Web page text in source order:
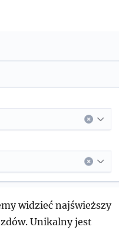
widzieć najświeższy
Unikalny jest